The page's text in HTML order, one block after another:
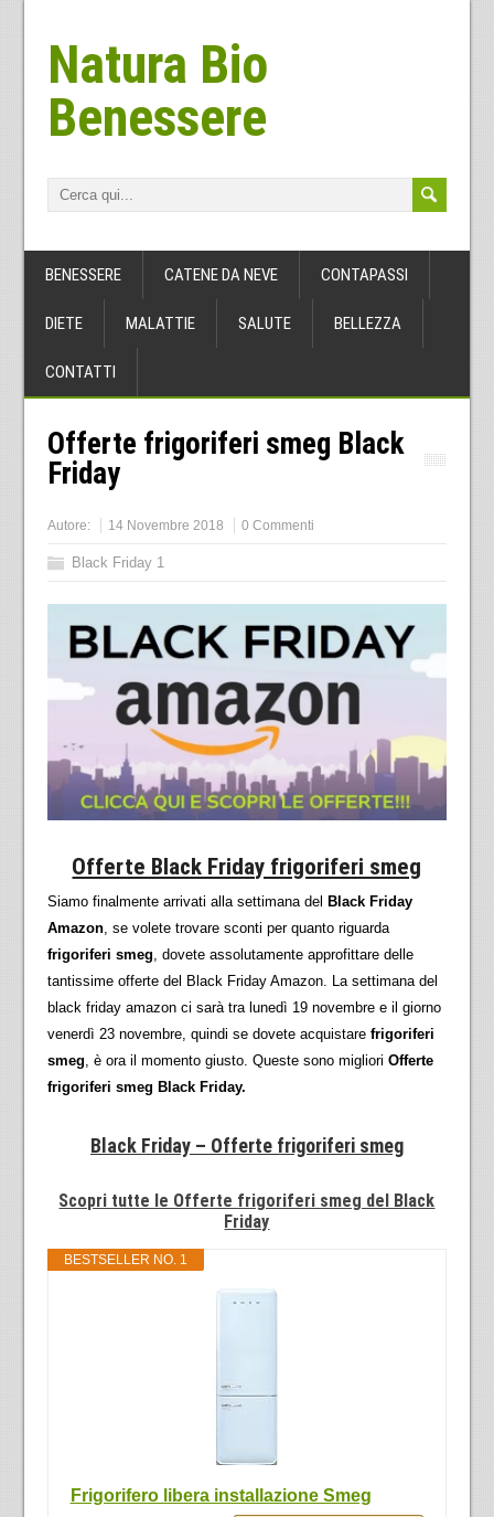
Natura Bio
Benessere
BENESSERE CATENE DA NEVE CONTAPASSI
DIETE MALATTIE SALUTE BELLEZZA
CONTATTI
Offerte frigoriferi smeg Black
Friday
Autore: 14 Novembre 2018 0 Commenti
Black Friday 1
Offerte Black Friday frigoriferi smeg
Siamo finalmente arrivati alla settimana del Black Friday
Amazon, se volete trovare sconti per quanto riguarda
frigoriferi smeg , dovete assolutamente approfittare delle
tantissime offerte del Black Friday Amazon. La settimana del
black friday amazon ci sarà tra lunedì 19 novembre e il giorno
venerdì 23 novembre, quindi se dovete acquistare frigoriferi
smeg , è ora il momento giusto. Queste sono migliori Offerte
frigoriferi smeg Black Friday.
Black Friday – Offerte frigoriferi smeg
Scopri tutte le Offerte frigoriferi smeg del Black
Friday
BESTSELLER NO. 1
Frigorifero libera installazione Smeg